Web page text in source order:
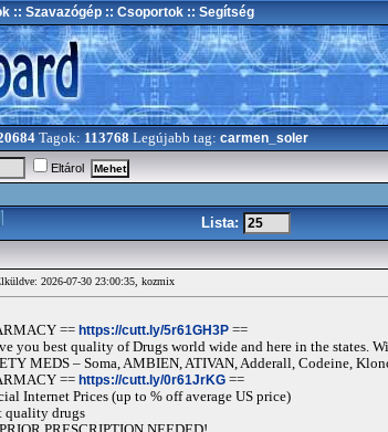
:: Szavazógép :: Csoportok :: Segítség
Tagok: 113768 Legújabb tag: carmen_soler
Eltárol
Lista:
2026-07-30 23:00:35, kozmix
== https://cutt.ly/5r61GH3P ==
you best quality of Drugs world wide and here in the states.
MEDS – Soma, AMBIEN, ATIVAN, Adderall, Codeine,
== https://cutt.ly/0r61JrKG ==
Internet Prices (up to % off average US price)
quality drugs